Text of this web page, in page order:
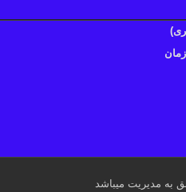
به مدیریت میباشد